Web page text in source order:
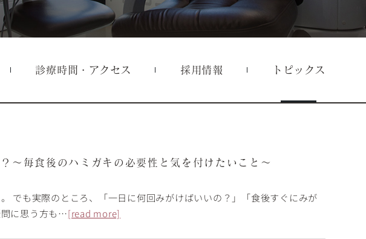
診療時間・アクセス 採用情報 トピックス
〜毎食後のハミガキの必要性と気を付けたいこと～
でも実際のところ、「一日に何回みがけばいいの？」「食後すぐにみが
問に思う方も…[read more]